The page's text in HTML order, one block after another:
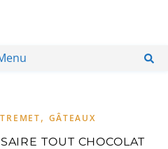
, GÂTEAUX
TOUT CHOCOLAT